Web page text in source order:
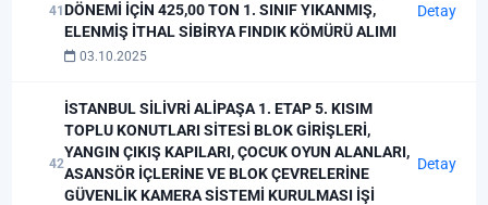
41 DÖNEMİ İÇİN 425,00 TON 1. SINIF YIKANMIŞ,
ELENMİŞ İTHAL SİBİRYA FINDIK KÖMÜRÜ ALIMI
03.10.2025
Detay
42
İSTANBUL SİLİVRİ ALİPAŞA 1. ETAP 5. KISIM
TOPLU KONUTLARI SİTESİ BLOK GİRİŞLERİ,
YANGIN ÇIKIŞ KAPILARI, ÇOCUK OYUN ALANLARI,
ASANSÖR İÇLERİNE VE BLOK ÇEVRELERİNE
GÜVENLİK KAMERA SİSTEMİ KURULMASI İŞİ
Detay